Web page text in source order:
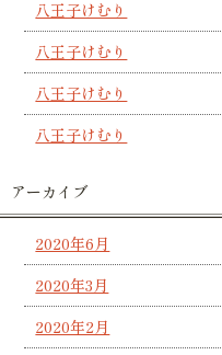
八王子けむり
八王子けむり
八王子けむり
八王子けむり
アーカイブ
2020年6月
2020年3月
2020年2月